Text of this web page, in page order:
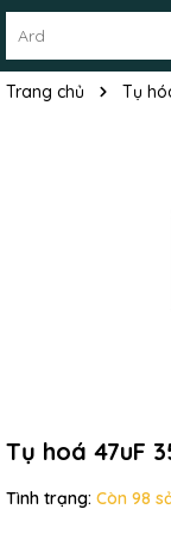
Trang chủ Tụ
Tụ hoá 47uF
Tình trạng: Còn 98
Điều kiện: